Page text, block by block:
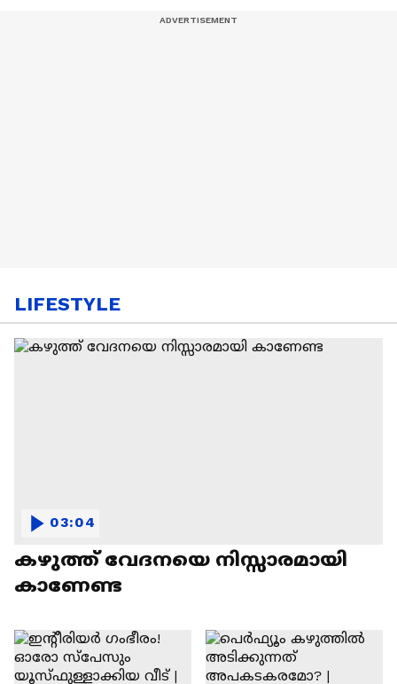
LIFESTYLE
കഴുത്ത് വേദനയെ നിസ്സാരമായി
കാണേണ്ട
03:04